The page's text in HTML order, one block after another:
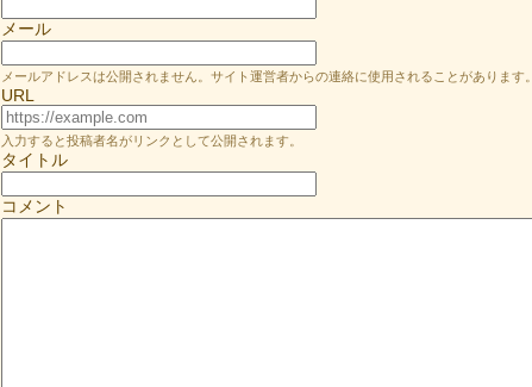
メール
メールアドレスは公開されません。サイト運営者からの連絡に使用されることがあります。
URL
入力すると投稿者名がリンクとして公開されます。
タイトル
コメント